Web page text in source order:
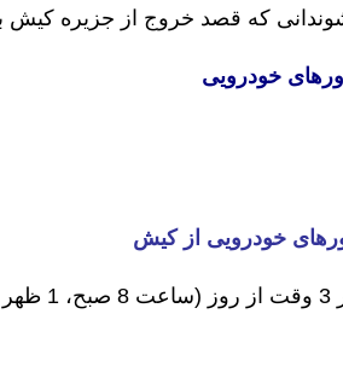
که قصد خروج از جزیره کیش با
خودرویی
خودرویی از کیش